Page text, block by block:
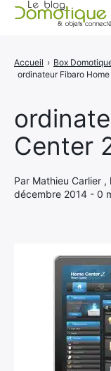
Center
Par Mathieu Carlier
décembre 2014 - 0
Accueil › Box
ordinateur Fibaro
Catégories
A propos
CONTACT